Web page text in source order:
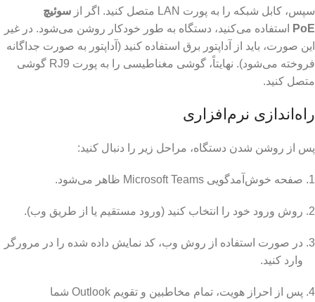
سپس، کابل شبکه را به پورت LAN متصل کنید. اگر از
سوئیچ
PoE
استفاده می‌کنید، دستگاه به طور خودکار روشن می‌شود. در غیر
این صورت، باید از آداپتور برق استفاده کنید (آداپتور به صورت جداگانه
فروخته می‌شود). نهایتاً، گوشی مغناطیسی را به پورت RJ9 گوشی
متصل کنید.
راه‌اندازی نرم‌افزاری
پس از روشن شدن دستگاه، مراحل زیر را دنبال کنید:
صفحه خوش‌آمدگویی Microsoft Teams ظاهر می‌شود.
روش ورود خود را انتخاب کنید (ورود مستقیم یا از طریق وب).
در صورت استفاده از روش وب، کد نمایش داده شده را در مرورگر
وارد کنید.
پس از احراز هویت، تمام مخاطبین و تقویم Outlook شما